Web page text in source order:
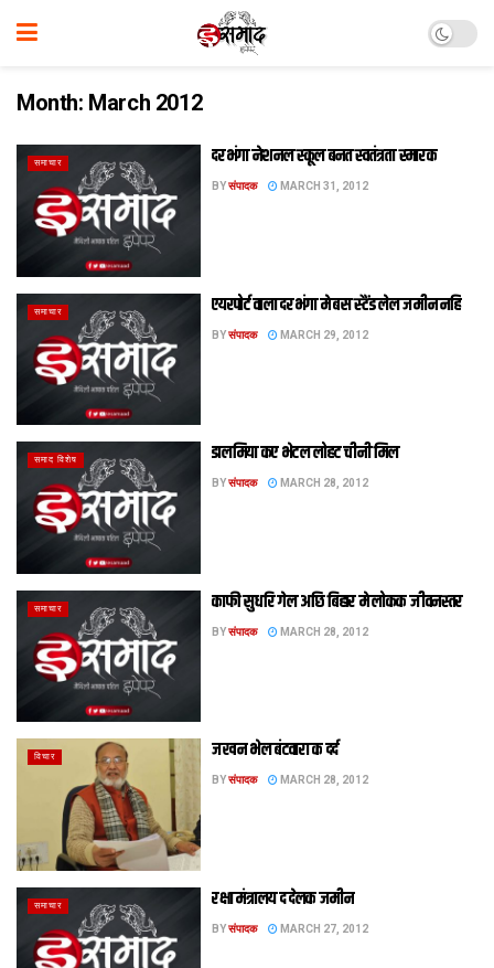
Month: March 2012
समाचार दरभंगा नेशनल स्‍कूल बनत स्‍वतंत्रता स्‍मारक
BYसंपादक MARCH 31, 2012
समाचार एयरपोर्ट वाला दरभंगा मे बस स्टैंड लेल जमीन नहि
BYसंपादक MARCH 29, 2012
समाद विशेष डालमिया कए भेटल लोहट चीनी मिल
BYसंपादक MARCH 28, 2012
समाचार काफी सुधरि गेल अछि बिहार मे लोकक जीवनस्‍तर
BYसंपादक MARCH 28, 2012
विचार जखन भेल बंटवारा क दर्द
BYसंपादक MARCH 28, 2012
समाचार रक्षा मंत्रालय द देलक जमीन
BYसंपादक MARCH 27, 2012